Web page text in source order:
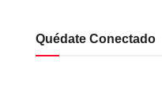
Quédate Conectado